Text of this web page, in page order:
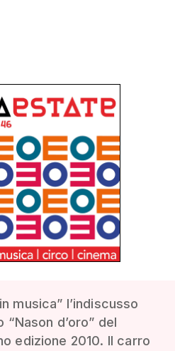
musica” l’indiscusso
d’oro” del
edizione 2010. Il carro